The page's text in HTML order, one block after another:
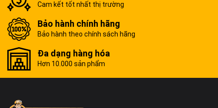
Cam kết tốt nhất thị trường
Bảo hành chính hãng
Bảo hành theo chính sách hãng
Đa dạng hàng hóa
Hơn 10.000 sản phẩm